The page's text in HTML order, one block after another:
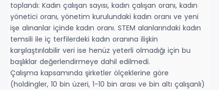
toplandı: Kadın çalışan sayısı, kadın çalışan oranı, kadın
yönetici oranı, yönetim kurulundaki kadın oranı ve yeni
işe alınanlar içinde kadın oranı. STEM alanlarındaki kadın
temsili ile iç terfilerdeki kadın oranına ilişkin
karşılaştırılabilir veri ise henüz yeterli olmadığı için bu
başlıklar değerlendirmeye dahil edilmedi.
Çalışma kapsamında şirketler ölçeklerine göre
(holdingler, 10 bin üzeri, 1-10 bin arası ve bin altı çalışanlı)